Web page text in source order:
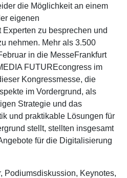
die Möglichkeit an einem
eigenen
zu besprechen und
nehmen. Mehr als 3.500
in die MesseFrankfurt
FUTUREcongress im
Kongressmesse, die
im Vordergrund, als
Strategie und das
und praktikable Lösungen für
stellt, stellten insgesamt
für die Digitalisierung
Podiumsdiskussion, Keynotes,